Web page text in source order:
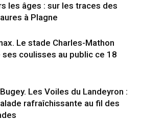
les âges : sur les traces des
à Plagne
Le stade Charles-Mathon
ses coulisses au public ce 18
Les Voiles du Landeyron :
rafraîchissante au fil des